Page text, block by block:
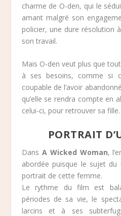
charme de O-den, qui le
amant malgré son
policier, une dure résolution
son travail.
Mais O-den veut plus que
à ses besoins, comme si
coupable de l’avoir
qu’elle se rendra compte en
celui-ci, pour retrouver sa fille.
PORTRAIT
Dans A Wicked Woman,
abordée puisque le sujet
portrait de cette femme.
Le rythme du film est
périodes de sa vie, le
larcins et à ses